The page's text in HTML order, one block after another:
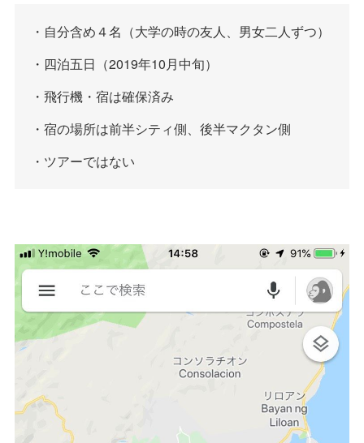
・自分含め４名（大学の時の友人、男女二人ずつ）
・四泊五日（2019年10月中旬）
・飛行機・宿は確保済み
・宿の場所は前半シティ側、後半マクタン側
・ツアーではない